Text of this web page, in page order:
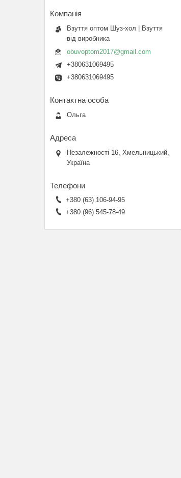
Взуття оптом Шуз-хол | Взуття
від виробника
obuvoptom2017@gmail.com
+380631069495
+380631069495
Ольга
Незалежності 16, Хмельницький,
Україна
+380 (63) 106-94-95
+380 (96) 545-78-49